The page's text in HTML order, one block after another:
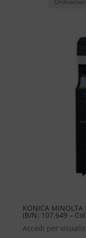
KONICA MINOLTA
(B/N: 107.649 –
Accedi per